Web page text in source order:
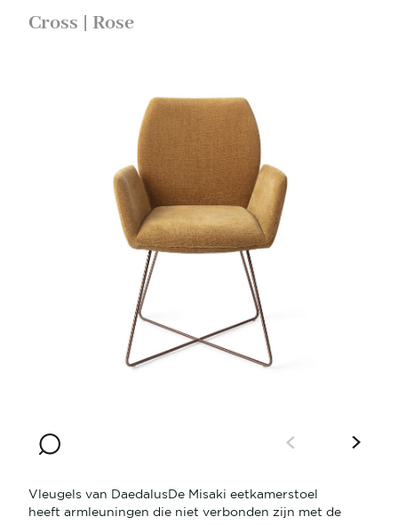
Cross | Rose
Vleugels van DaedalusDe Misaki eetkamerstoel
heeft armleuningen die niet verbonden zijn met de